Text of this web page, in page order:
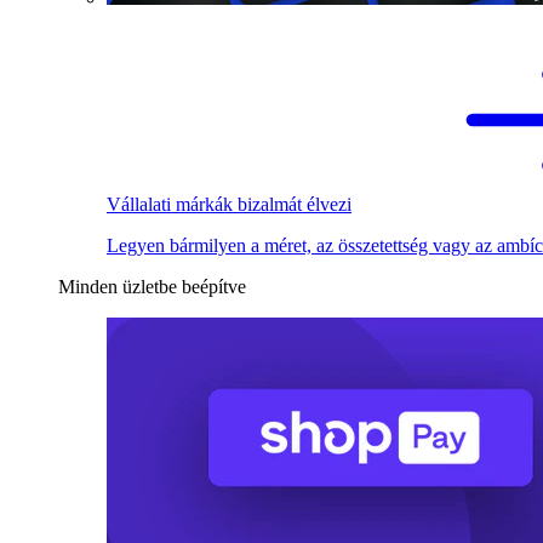
Vállalati márkák bizalmát élvezi
Legyen bármilyen a méret, az összetettség vagy az
Minden üzletbe beépítve